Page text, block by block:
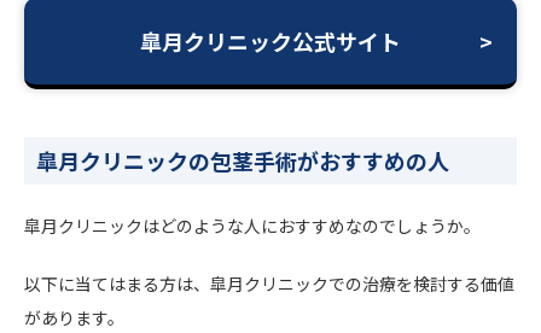
皐月クリニック公式サイト
皐月クリニックの包茎手術がおすすめの人
皐月クリニックはどのような人におすすめなのでしょうか。
以下に当てはまる方は、皐月クリニックでの治療を検討する価値
があります。